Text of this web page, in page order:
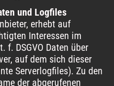
und Logfiles
erhebt auf
Interessen im
f. DSGVO Daten über
auf dem sich dieser
Serverlogfiles). Zu den
der abgerufenen